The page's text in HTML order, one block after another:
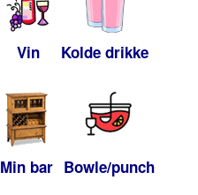
Vin Kolde drikke
Min bar Bowle/punch